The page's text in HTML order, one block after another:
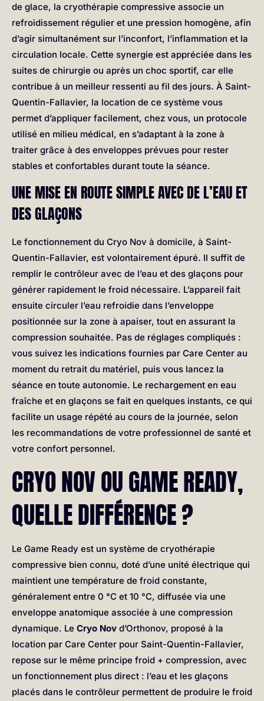
de glace, la cryothérapie compressive associe un
refroidissement régulier et une pression homogène, afin
d’agir simultanément sur l’inconfort, l’inflammation et la
circulation locale. Cette synergie est appréciée dans les
suites de chirurgie ou après un choc sportif, car elle
contribue à un meilleur ressenti au fil des jours. À Saint-
Quentin-Fallavier, la location de ce système vous
permet d’appliquer facilement, chez vous, un protocole
utilisé en milieu médical, en s’adaptant à la zone à
traiter grâce à des enveloppes prévues pour rester
stables et confortables durant toute la séance.
UNE MISE EN ROUTE SIMPLE AVEC DE L’EAU ET
DES GLAÇONS
Le fonctionnement du Cryo Nov à domicile, à Saint-
Quentin-Fallavier, est volontairement épuré. Il suffit de
remplir le contrôleur avec de l’eau et des glaçons pour
générer rapidement le froid nécessaire. L’appareil fait
ensuite circuler l’eau refroidie dans l’enveloppe
positionnée sur la zone à apaiser, tout en assurant la
compression souhaitée. Pas de réglages compliqués :
vous suivez les indications fournies par Care Center au
moment du retrait du matériel, puis vous lancez la
séance en toute autonomie. Le rechargement en eau
fraîche et en glaçons se fait en quelques instants, ce qui
facilite un usage répété au cours de la journée, selon
les recommandations de votre professionnel de santé et
votre confort personnel.
CRYO NOV OU GAME READY,
QUELLE DIFFÉRENCE ?
Le Game Ready est un système de cryothérapie
compressive bien connu, doté d’une unité électrique qui
maintient une température de froid constante,
généralement entre 0 °C et 10 °C, diffusée via une
enveloppe anatomique associée à une compression
dynamique. Le Cryo Nov d’Orthonov, proposé à la
location par Care Center pour Saint-Quentin-Fallavier,
repose sur le même principe froid + compression, avec
un fonctionnement plus direct : l’eau et les glaçons
placés dans le contrôleur permettent de produire le froid